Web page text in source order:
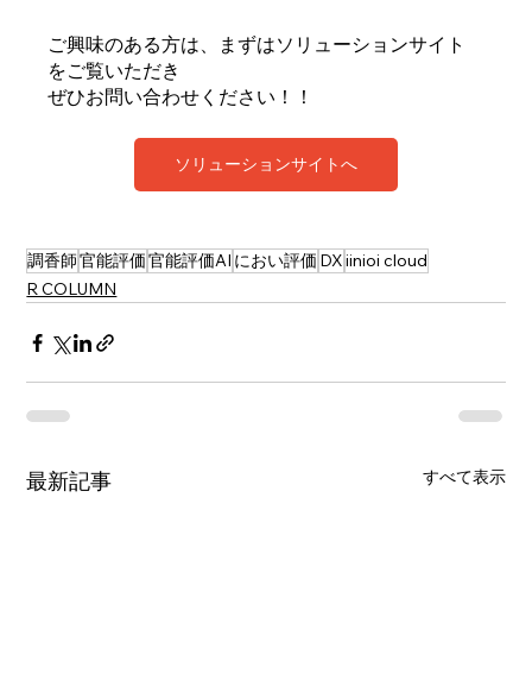
ご興味のある方は、まずはソリューションサイト
をご覧いただき
ぜひお問い合わせください！！
ソリューションサイトへ
調香師官能評価官能評価AI におい評価 DXiinioi cloud
R COLUMN
最新記事 すべて表示